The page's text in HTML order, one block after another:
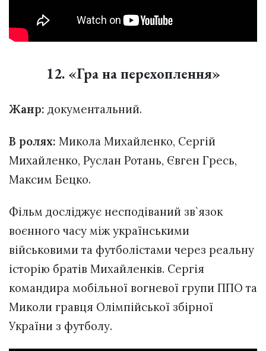
12. «Гра на перехоплення»
Жанр: документальний.
В ролях: Микола Михайленко, Сергій
Михайленко, Руслан Ротань, Євген Гресь,
Максим Бецко.
Фільм досліджує несподіваний зв`язок
воєнного часу між українськими
військовими та футболістами через реальну
історію братів Михайленків. Сергія
командира мобільної вогневої групи ППО та
Миколи гравця Олімпійської збірної
України з футболу.